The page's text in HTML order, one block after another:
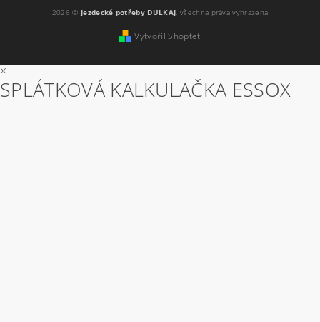
2026 © Jezdecké potřeby DULKAJ, všechna práva vyhrazena
Vytvořil Shoptet
×
SPLÁTKOVÁ KALKULAČKA ESSOX